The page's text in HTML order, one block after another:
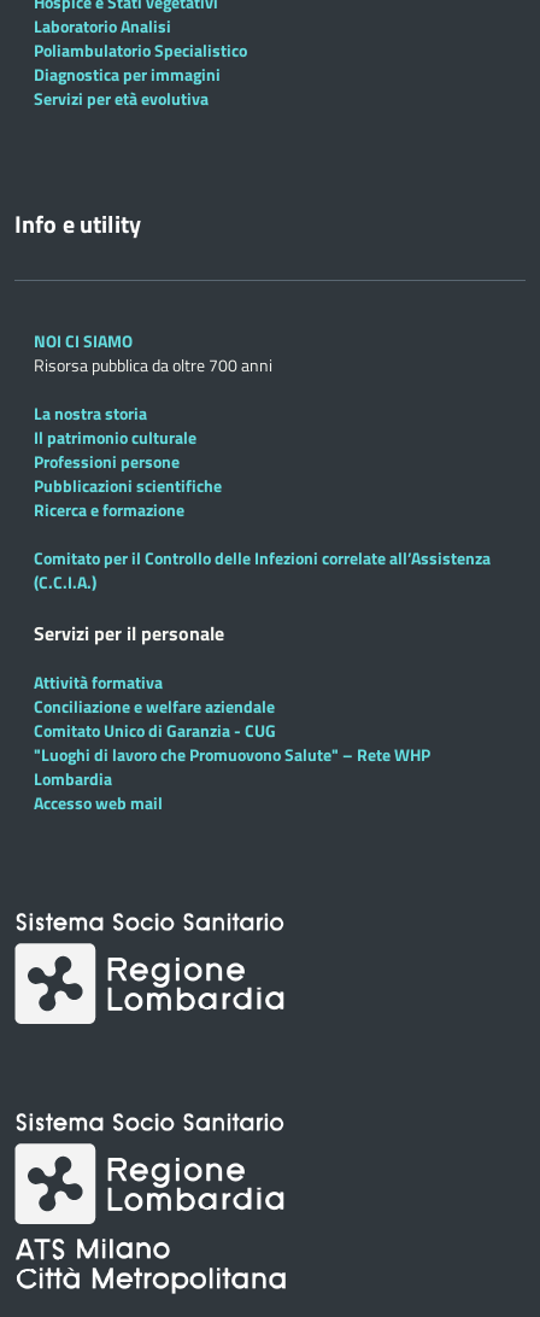
Laboratorio Analisi
Poliambulatorio Specialistico
Diagnostica per immagini
Servizi per età evolutiva
Info e utility
NOI CI SIAMO
Risorsa pubblica da oltre 700 anni
La nostra storia
Il patrimonio culturale
Professioni persone
Pubblicazioni scientifiche
Ricerca e formazione
Comitato per il Controllo delle Infezioni correlate all’Assistenza
(C.C.I.A.)
Servizi per il personale
Attività formativa
Conciliazione e welfare aziendale
Comitato Unico di Garanzia - CUG
"Luoghi di lavoro che Promuovono Salute" – Rete WHP
Lombardia
Accesso web mail